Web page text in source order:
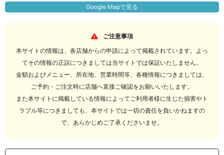
Google Mapで見る
ご注意事項
本サイトの情報は、各店舗からの申請によって掲載されています。よっ
てその情報の正誤につきましては当サイトでは保証いたしません。
金額およびメニュー、所在地、営業時間等、各種情報につきましては、
ご予約・ご注文時に店舗へ直接ご確認をお願いいたします。
また本サイトに掲載している情報によってご利用者様に生じた損害やト
ラブル等につきましても、本サイトでは一切の責任を負いかねますの
で、あらかじめご了承くださいませ。